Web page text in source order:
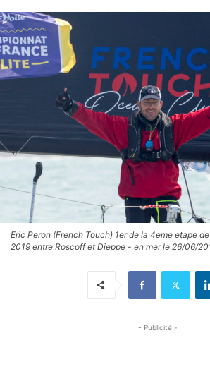
Eric Peron (French Touch) 1er de la 4eme etape
2019 entre Roscoff et Dieppe - en mer le 26/06/
- Publicité -